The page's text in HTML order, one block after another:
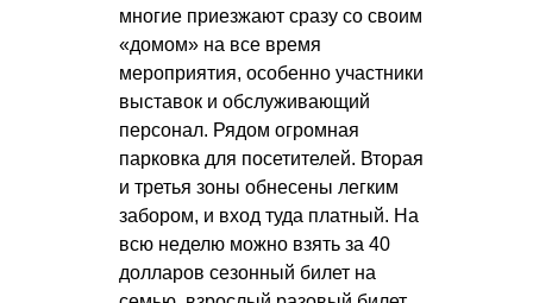
многие приезжают сразу со своим
«домом» на все время
мероприятия, особенно участники
выставок и обслуживающий
персонал. Рядом огромная
парковка для посетителей. Вторая
и третья зоны обнесены легким
забором, и вход туда платный. На
всю неделю можно взять за 40
долларов сезонный билет на